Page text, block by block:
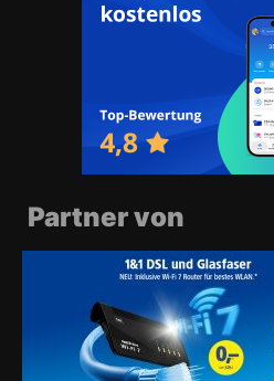
Partner von